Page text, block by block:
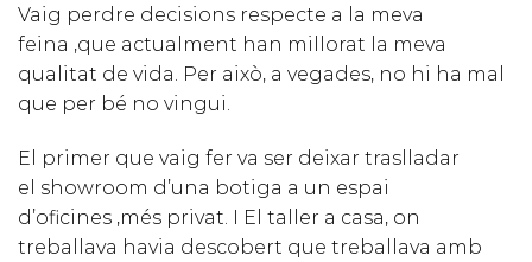
Vaig perdre decisions respecte a la meva
feina ,que actualment han millorat la meva
qualitat de vida. Per això, a vegades, no hi ha mal
que per bé no vingui.
El primer que vaig fer va ser deixar traslladar
el showroom d’una botiga a un espai
d’oficines ,més privat. I El taller a casa, on
treballava havia descobert que treballava amb